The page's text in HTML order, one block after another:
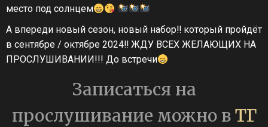
место под солнцем
А впереди новый сезон, новый набор‼ который пройдёт
в сентябре / октябре 2024‼ ЖДУ ВСЕХ ЖЕЛАЮЩИХ НА
ПРОСЛУШИВАНИИ!!! До встречи
Записаться на
прослушивание можно вТГ